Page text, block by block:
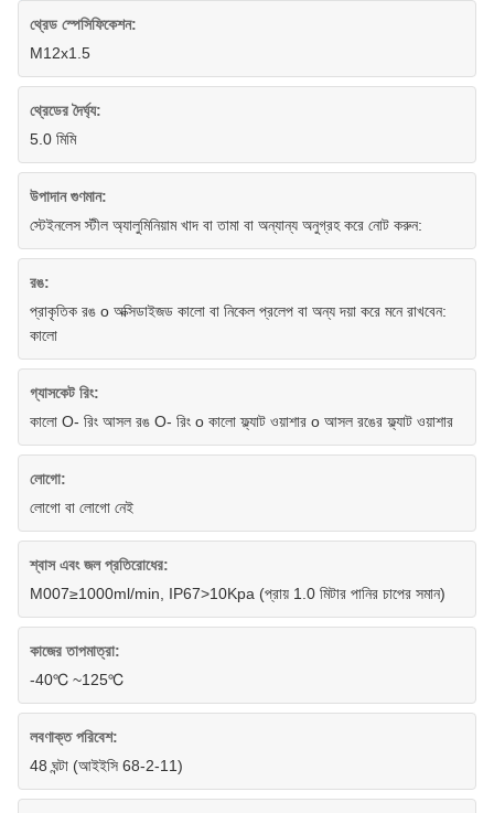
থ্রেড স্পেসিফিকেশন:
M12x1.5
থ্রেডের দৈর্ঘ্য:
5.0 মিমি
উপাদান গুণমান:
স্টেইনলেস স্টীল অ্যালুমিনিয়াম খাদ বা তামা বা অন্যান্য অনুগ্রহ করে নোট করুন:
রঙ:
প্রাকৃতিক রঙ o অক্সিডাইজড কালো বা নিকেল প্রলেপ বা অন্য দয়া করে মনে রাখবেন:
কালো
গ্যাসকেট রিং:
কালো O- রিং আসল রঙ O- রিং o কালো ফ্ল্যাট ওয়াশার o আসল রঙের ফ্ল্যাট ওয়াশার
লোগো:
লোগো বা লোগো নেই
শ্বাস এবং জল প্রতিরোধের:
M007≥1000ml/min, IP67>10Kpa (প্রায় 1.0 মিটার পানির চাপের সমান)
কাজের তাপমাত্রা:
-40℃ ~125℃
লবণাক্ত পরিবেশ:
48 ঘন্টা (আইইসি 68-2-11)